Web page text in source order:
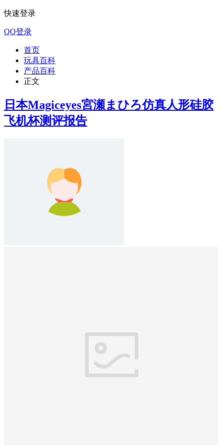
快速登录
QQ登录
首页
玩具百科
产品百科
正文
日本Magiceyes宮瀬まひろ仿真人形硅胶
飞机杯测评报告